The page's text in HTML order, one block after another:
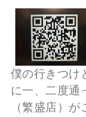
僕の行きつけ
に一、二度通
（繁盛店）